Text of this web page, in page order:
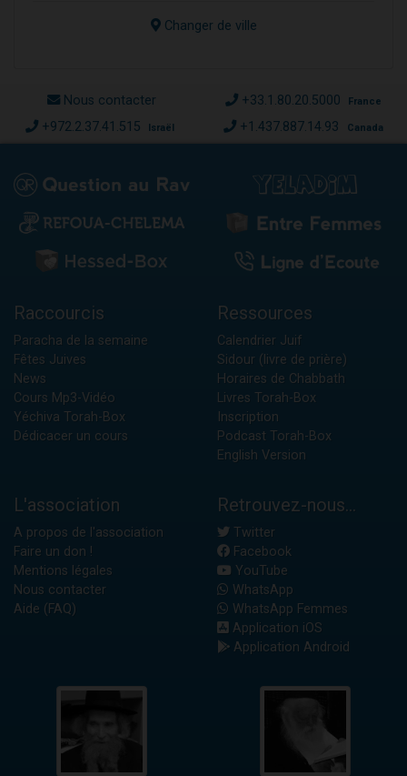
Changer de ville
Nous contacter +33.1.80.20.5000 France
+972.2.37.41.515 Israël +1.437.887.14.93 Canada
Raccourcis
Paracha de la semaine
Fêtes Juives
News
Cours Mp3-Vidéo
Yéchiva Torah-Box
Dédicacer un cours
Ressources
Calendrier Juif
Sidour (livre de prière)
Horaires de Chabbath
Livres Torah-Box
Inscription
Podcast Torah-Box
English Version
L'association
A propos de l'association
Faire un don !
Mentions légales
Nous contacter
Aide (FAQ)
Retrouvez-nous...
Twitter
Facebook
YouTube
WhatsApp
WhatsApp Femmes
Application iOS
Application Android